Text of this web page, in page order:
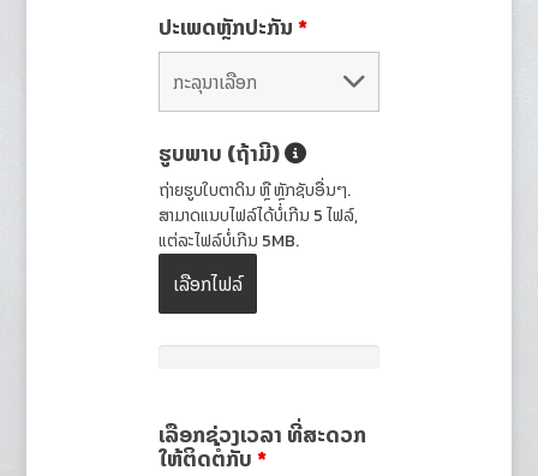
ປະເພດຫຼັກປະກັນ*
ຮູບພາບ (ຖ້າມີ)
ເລືອກໄຟລ໌
ຖ່າຍຮູບໃບຕາດິນ ຫຼື ຫຼັກຊັບອື່ນໆ.
ສາມາດແນບໄຟລ໌ໄດ້ບໍ່ເກີນ 5 ໄຟລ໌,
ແຕ່ລະໄຟລ໌ບໍ່ເກີນ 5MB.
ເລືອກຊ່ວງເວລາ ທີ່ສະດວກ
ໃຫ້ຕິດຕໍ່ກັບ*